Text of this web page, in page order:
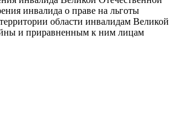
инвалида о праве на льготы
области инвалидам Великой
и приравненным к ним лицам